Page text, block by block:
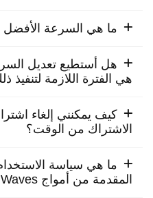
ما هي السرعة الأفضل
هل أستطيع تعديل
هي الفترة اللازمة لتنفيذ
الاشتراك من الوقت؟
المقدمة من أمواج Waves؟